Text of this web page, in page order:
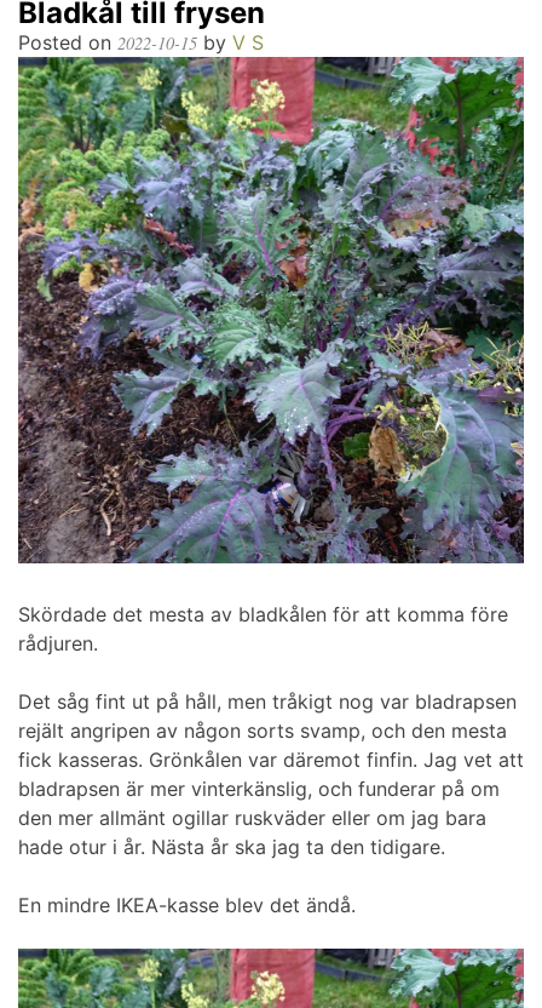
Bladkål till frysen
Posted on 2022-10-15 by V S
Skördade det mesta av bladkålen för att komma före
rådjuren.
Det såg fint ut på håll, men tråkigt nog var bladrapsen
rejält angripen av någon sorts svamp, och den mesta
fick kasseras. Grönkålen var däremot finfin. Jag vet att
bladrapsen är mer vinterkänslig, och funderar på om
den mer allmänt ogillar ruskväder eller om jag bara
hade otur i år. Nästa år ska jag ta den tidigare.
En mindre IKEA-kasse blev det ändå.